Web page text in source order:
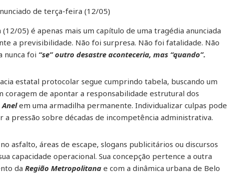
de terça-feira (12/05)
05) é apenas mais um capítulo de uma tragédia anunciada
a previsibilidade. Não foi surpresa. Não foi fatalidade. Não
nunca foi “se” outro desastre aconteceria, mas “quando”.
estatal protocolar segue cumprindo tabela, buscando um
de apontar a responsabilidade estrutural dos
Anelem uma armadilha permanente. Individualizar culpas pode
pressão sobre décadas de incompetência administrativa.
asfalto, áreas de escape, slogans publicitários ou discursos
capacidade operacional. Sua concepção pertence a outra
daRegião Metropolitana e com a dinâmica urbana de Belo